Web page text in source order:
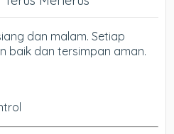
dan malam. Setiap
baik dan tersimpan aman.